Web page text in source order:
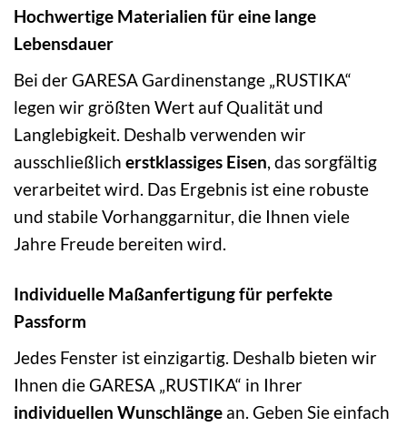
Hochwertige Materialien für eine lange
Lebensdauer
Bei der GARESA Gardinenstange „RUSTIKA“
legen wir größten Wert auf Qualität und
Langlebigkeit. Deshalb verwenden wir
ausschließlich erstklassiges Eisen, das sorgfältig
verarbeitet wird. Das Ergebnis ist eine robuste
und stabile Vorhanggarnitur, die Ihnen viele
Jahre Freude bereiten wird.
Individuelle Maßanfertigung für perfekte
Passform
Jedes Fenster ist einzigartig. Deshalb bieten wir
Ihnen die GARESA „RUSTIKA“ in Ihrer
individuellen Wunschlänge an. Geben Sie einfach